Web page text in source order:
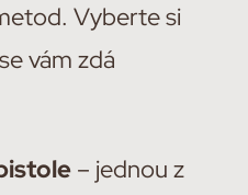
Vyberte si
vám zdá
– jednou z